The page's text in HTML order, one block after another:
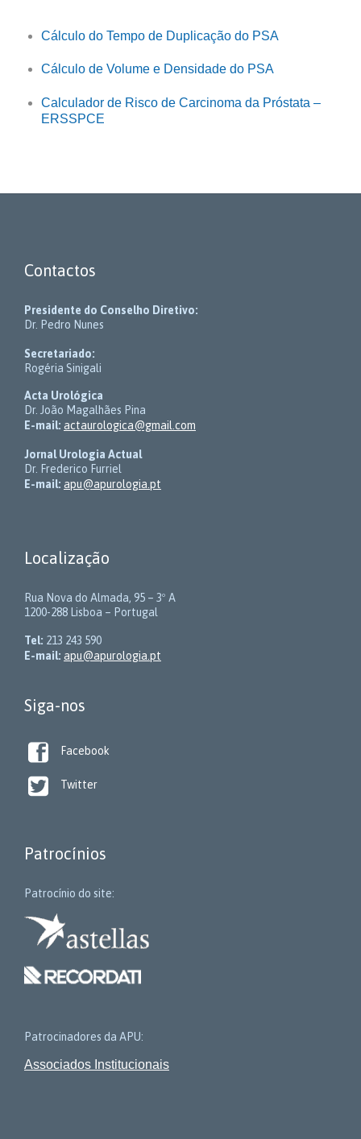
Cálculo do Tempo de Duplicação do PSA
Cálculo de Volume e Densidade do PSA
Calculador de Risco de Carcinoma da Próstata –
ERSSPCE
Contactos
Presidente do Conselho Diretivo:
Dr. Pedro Nunes
Secretariado:
Rogéria Sinigali
Acta Urológica
Dr. João Magalhães Pina
E-mail: actaurologica@gmail.com
Jornal Urologia Actual
Dr. Frederico Furriel
E-mail: apu@apurologia.pt
Localização
Rua Nova do Almada, 95 – 3º A
1200-288 Lisboa – Portugal
Tel: 213 243 590
E-mail: apu@apurologia.pt
Siga-nos
 Facebook
 Twitter
Patrocínios
Patrocínio do site:
Patrocinadores da APU:
Associados Institucionais